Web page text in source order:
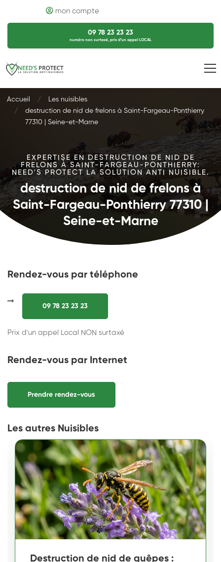
mon compte
09 78 23 23 23
numéro non surtaxé, prix d’un appel LOCAL
Accueil
Les nuisibles
destruction de nid de frelons à Saint-Fargeau-Ponthierry
77310 | Seine-et-Marne
EXPERTISE EN DESTRUCTION DE NID DE
FRELONS À SAINT-FARGEAU-PONTHIERRY:
NEED'S PROTECT LA SOLUTION ANTI NUISIBLE.
destruction de nid de frelons à
Saint-Fargeau-Ponthierry 77310 |
Seine-et-Marne
Rendez-vous par téléphone
09 78 23 23 23
Prix d'un appel Local NON surtaxé
Rendez-vous par Internet
Prendre rendez-vous
Les autres Nuisibles
Destruction de nid de guêpes :